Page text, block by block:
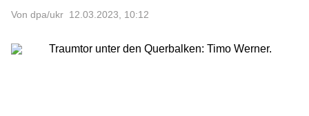
Von dpa/ukr 12.03.2023, 10:12